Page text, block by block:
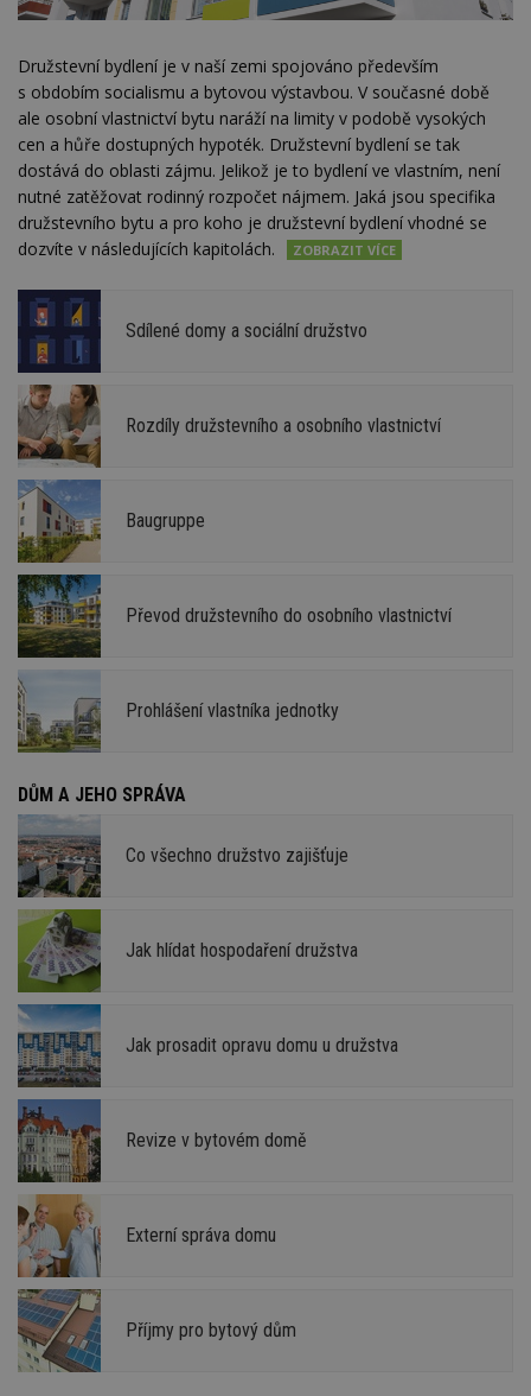
Družstevní bydlení je v naší zemi spojováno především
s obdobím socialismu a bytovou výstavbou. V současné době
ale osobní vlastnictví bytu naráží na limity v podobě vysokých
cen a hůře dostupných hypoték. Družstevní bydlení se tak
dostává do oblasti zájmu. Jelikož je to bydlení ve vlastním, není
nutné zatěžovat rodinný rozpočet nájmem. Jaká jsou specifika
družstevního bytu a pro koho je družstevní bydlení vhodné se
dozvíte v následujících kapitolách.
Sdílené domy a sociální družstvo
Rozdíly družstevního a osobního vlastnictví
Baugruppe
Převod družstevního do osobního vlastnictví
Prohlášení vlastníka jednotky
DŮM A JEHO SPRÁVA
Co všechno družstvo zajišťuje
Jak hlídat hospodaření družstva
Jak prosadit opravu domu u družstva
Revize v bytovém domě
Externí správa domu
Příjmy pro bytový dům